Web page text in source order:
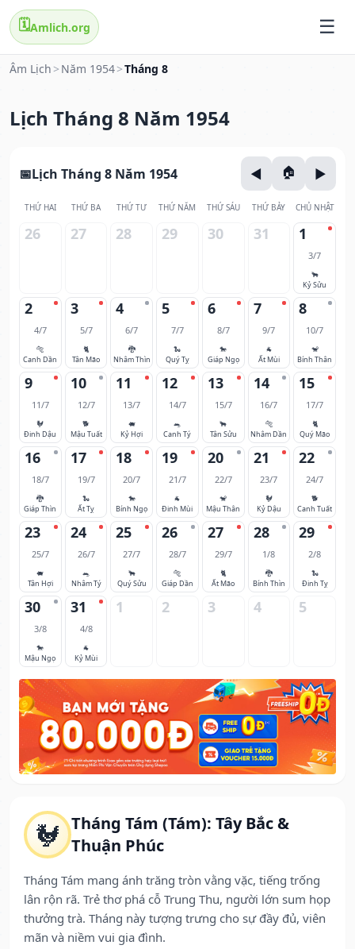
🗓️Amlich.org
Âm Lịch > Năm 1954>Tháng 8
Lịch Tháng 8 Năm 1954
🐓 Tháng Tám (Tám): Tây Bắc &
Thuận Phúc
Tháng Tám mang ánh trăng tròn vằng vặc, tiếng trống
lân rộn rã. Trẻ thơ phá cỗ Trung Thu, người lớn sum họp
thưởng trà. Tháng này tượng trưng cho sự đầy đủ, viên
mãn và niềm vui gia đình.
Lịch Tháng 8 Năm 1954
THỨ HAI THỨ BA THỨ TƯ THỨ NĂM THỨ SÁU THỨ BẢY CHỦ NHẬT
26 27 28 29 30 31 1
3/7
🐂
Kỷ Sửu
2
4/7
🐅
Canh Dần
3
5/7
🐈
Tân Mão
4
6/7
🐉
Nhâm Thìn
5
7/7
🐍
Quý Tỵ
6
8/7
🐎
Giáp Ngọ
7
9/7
🐐
Ất Mùi
8
10/7
🐒
Bính Thân
9
11/7
🐓
Đinh Dậu
10
12/7
🐕
Mậu Tuất
11
13/7
🐖
Kỷ Hợi
12
14/7
🐀
Canh Tý
13
15/7
🐂
Tân Sửu
14
16/7
🐅
Nhâm Dần
15
17/7
🐈
Quý Mão
16
18/7
🐉
Giáp Thìn
17
19/7
🐍
Ất Tỵ
18
20/7
🐎
Bính Ngọ
19
21/7
🐐
Đinh Mùi
20
22/7
🐒
Mậu Thân
21
23/7
🐓
Kỷ Dậu
22
24/7
🐕
Canh Tuất
23
25/7
🐖
Tân Hợi
24
26/7
🐀
Nhâm Tý
25
27/7
🐂
Quý Sửu
26
28/7
🐅
Giáp Dần
27
29/7
🐈
Ất Mão
28
1/8
🐉
Bính Thìn
29
2/8
🐍
Đinh Tỵ
30
3/8
🐎
Mậu Ngọ
31
4/8
🐐
Kỷ Mùi
1 2 3 4 5